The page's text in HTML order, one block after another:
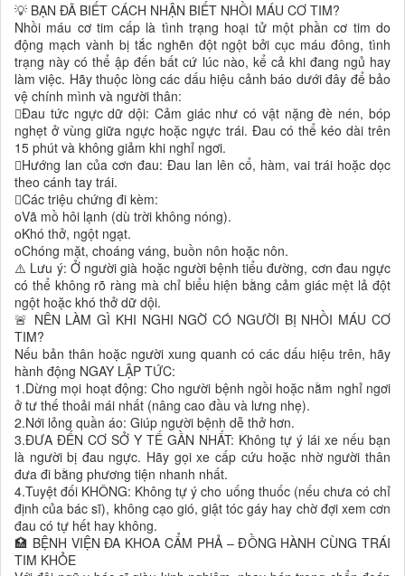
💡 BẠN ĐÃ BIẾT CÁCH NHẬN BIẾT NHỒI MÁU CƠ TIM?
Nhồi máu cơ tim cấp là tình trạng hoại tử một phần cơ tim do
động mạch vành bị tắc nghẽn đột ngột bởi cục máu đông, tình
trạng này có thể ập đến bất cứ lúc nào, kể cả khi đang ngủ hay
làm việc. Hãy thuộc lòng các dấu hiệu cảnh báo dưới đây để bảo
vệ chính mình và người thân:
Đau tức ngực dữ dội: Cảm giác như có vật nặng đè nén, bóp
nghẹt ở vùng giữa ngực hoặc ngực trái. Đau có thể kéo dài trên
15 phút và không giảm khi nghỉ ngơi.
Hướng lan của cơn đau: Đau lan lên cổ, hàm, vai trái hoặc dọc
theo cánh tay trái.
Các triệu chứng đi kèm:
oVã mồ hôi lạnh (dù trời không nóng).
oKhó thở, ngột ngạt.
oChóng mặt, choáng váng, buồn nôn hoặc nôn.
⚠️ Lưu ý: Ở người già hoặc người bệnh tiểu đường, cơn đau ngực
có thể không rõ ràng mà chỉ biểu hiện bằng cảm giác mệt lả đột
ngột hoặc khó thở dữ dội.
🚨 NÊN LÀM GÌ KHI NGHI NGỜ CÓ NGƯỜI BỊ NHỒI MÁU CƠ
TIM?
Nếu bản thân hoặc người xung quanh có các dấu hiệu trên, hãy
hành động NGAY LẬP TỨC:
1.Dừng mọi hoạt động: Cho người bệnh ngồi hoặc nằm nghỉ ngơi
ở tư thế thoải mái nhất (nâng cao đầu và lưng nhẹ).
2.Nới lỏng quần áo: Giúp người bệnh dễ thở hơn.
3.ĐƯA ĐẾN CƠ SỞ Y TẾ GẦN NHẤT: Không tự ý lái xe nếu bạn
là người bị đau ngực. Hãy gọi xe cấp cứu hoặc nhờ người thân
đưa đi bằng phương tiện nhanh nhất.
4.Tuyệt đối KHÔNG: Không tự ý cho uống thuốc (nếu chưa có chỉ
định của bác sĩ), không cạo gió, giật tóc gáy hay chờ đợi xem cơn
đau có tự hết hay không.
🏥 BỆNH VIỆN ĐA KHOA CẨM PHẢ – ĐỒNG HÀNH CÙNG TRÁI
TIM KHỎE